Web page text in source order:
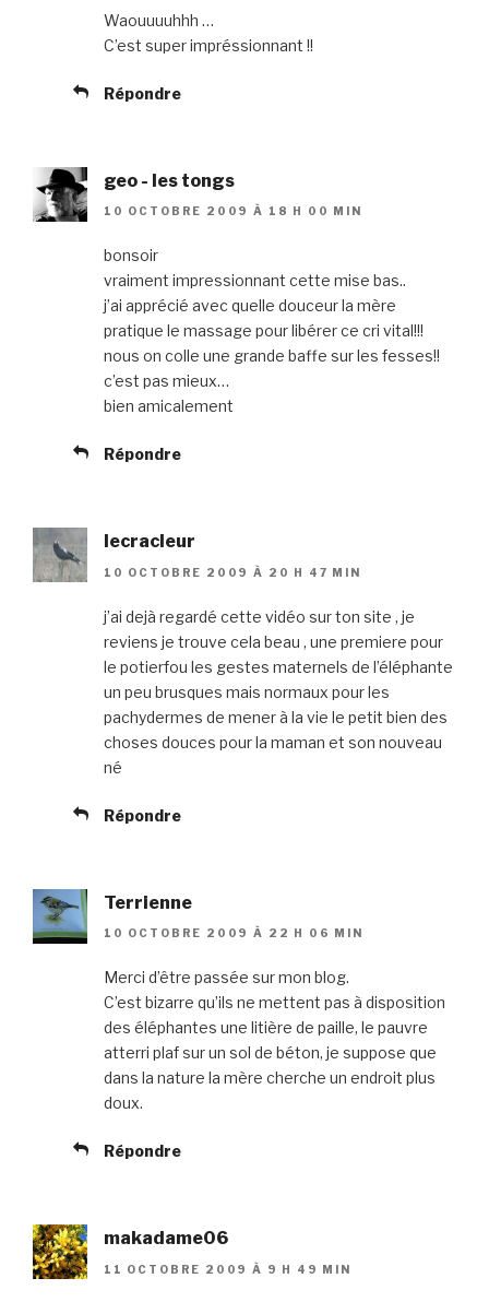
Waouuuuhhh …
C’est super impréssionnant !!
Répondre
geo - les tongs
10 OCTOBRE 2009 À 18 H 00 MIN
bonsoir
vraiment impressionnant cette mise bas..
j’ai apprécié avec quelle douceur la mère
pratique le massage pour libérer ce cri vital!!!
nous on colle une grande baffe sur les fesses!!
c’est pas mieux…
bien amicalement
Répondre
lecracleur
10 OCTOBRE 2009 À 20 H 47 MIN
j’ai dejà regardé cette vidéo sur ton site , je
reviens je trouve cela beau , une premiere pour
le potierfou les gestes maternels de l’éléphante
un peu brusques mais normaux pour les
pachydermes de mener à la vie le petit bien des
choses douces pour la maman et son nouveau
né
Répondre
Terrienne
10 OCTOBRE 2009 À 22 H 06 MIN
Merci d’être passée sur mon blog.
C’est bizarre qu’ils ne mettent pas à disposition
des éléphantes une litière de paille, le pauvre
atterri plaf sur un sol de béton, je suppose que
dans la nature la mère cherche un endroit plus
doux.
Répondre
makadame06
11 OCTOBRE 2009 À 9 H 49 MIN